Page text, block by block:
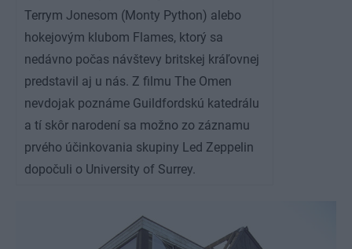
Terrym Jonesom (Monty Python) alebo
hokejovým klubom Flames, ktorý sa
nedávno počas návštevy britskej kráľovnej
predstavil aj u nás. Z filmu The Omen
nevdojak poznáme Guildfordskú katedrálu
a tí skôr narodení sa možno zo záznamu
prvého účinkovania skupiny Led Zeppelin
dopočuli o University of Surrey.